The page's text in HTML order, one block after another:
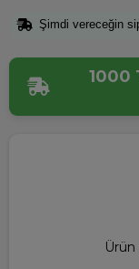
Şimdi vereceğin
1000
Ürün